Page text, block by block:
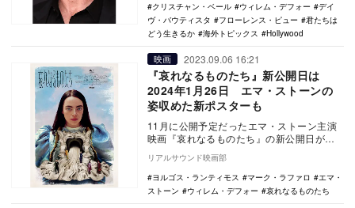
クリスチャン・ベール
ウィレム・デフォー
デイ
ヴ・バウティスタ
フローレンス・ピュー
君たちは
どう生きるか
海外トピックス Hollywood
映画 2023.09.06 16:21
『哀れなるものたち』新公開日は
2024年1月26日 エマ・ストーンの
姿収めた新ポスターも
11月に公開予定だったエマ・ストーン主演
映画『哀れなるものたち』の新公開日が
2024年1月26日に決まり、あわせて新ビジ
ュアルが…
リアルサウンド映画部
ヨルゴス・ランティモス
マーク・ラファロ
エマ・
ストーン
ウィレム・デフォー 哀れなるものたち